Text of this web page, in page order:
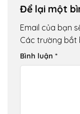
Để lại một
Email của bạn
Các trường bắt
Bình luận *